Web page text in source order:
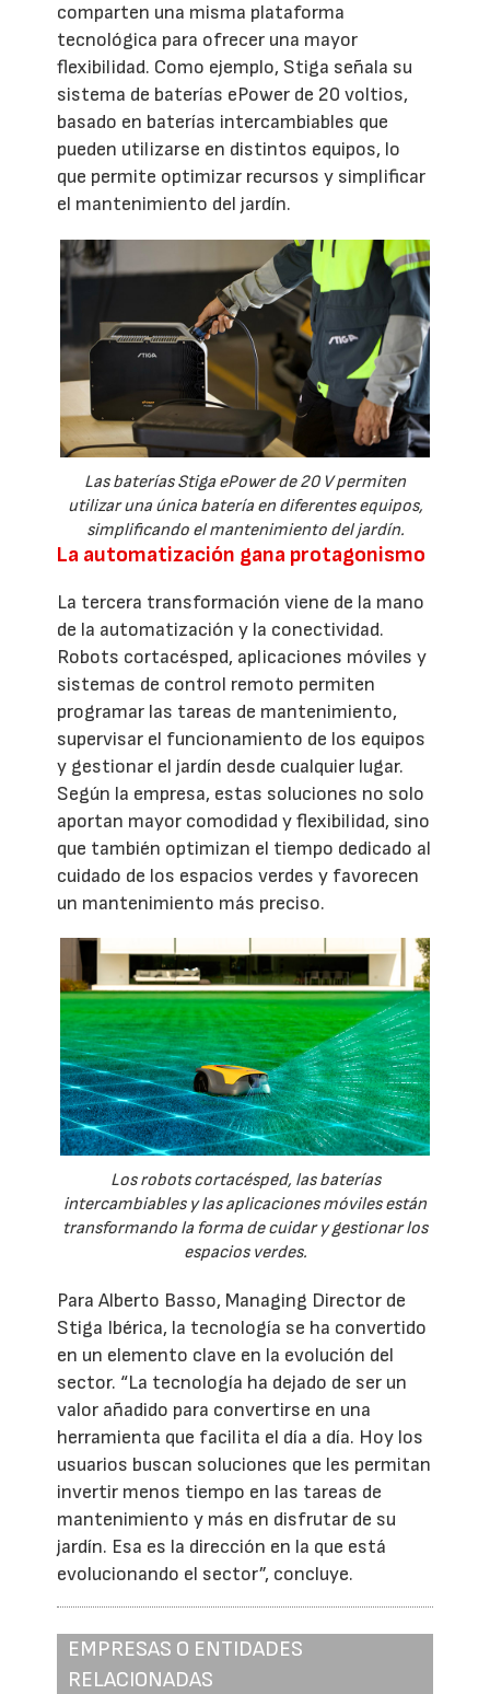
comparten una misma plataforma
tecnológica para ofrecer una mayor
flexibilidad. Como ejemplo, Stiga señala su
sistema de baterías ePower de 20 voltios,
basado en baterías intercambiables que
pueden utilizarse en distintos equipos, lo
que permite optimizar recursos y simplificar
el mantenimiento del jardín.
Las baterías Stiga ePower de 20 V permiten
utilizar una única batería en diferentes equipos,
simplificando el mantenimiento del jardín.
La automatización gana protagonismo
La tercera transformación viene de la mano
de la automatización y la conectividad.
Robots cortacésped, aplicaciones móviles y
sistemas de control remoto permiten
programar las tareas de mantenimiento,
supervisar el funcionamiento de los equipos
y gestionar el jardín desde cualquier lugar.
Según la empresa, estas soluciones no solo
aportan mayor comodidad y flexibilidad, sino
que también optimizan el tiempo dedicado al
cuidado de los espacios verdes y favorecen
un mantenimiento más preciso.
Los robots cortacésped, las baterías
intercambiables y las aplicaciones móviles están
transformando la forma de cuidar y gestionar los
espacios verdes.
Para Alberto Basso, Managing Director de
Stiga Ibérica, la tecnología se ha convertido
en un elemento clave en la evolución del
sector. “La tecnología ha dejado de ser un
valor añadido para convertirse en una
herramienta que facilita el día a día. Hoy los
usuarios buscan soluciones que les permitan
invertir menos tiempo en las tareas de
mantenimiento y más en disfrutar de su
jardín. Esa es la dirección en la que está
evolucionando el sector”, concluye.
EMPRESAS O ENTIDADES
RELACIONADAS